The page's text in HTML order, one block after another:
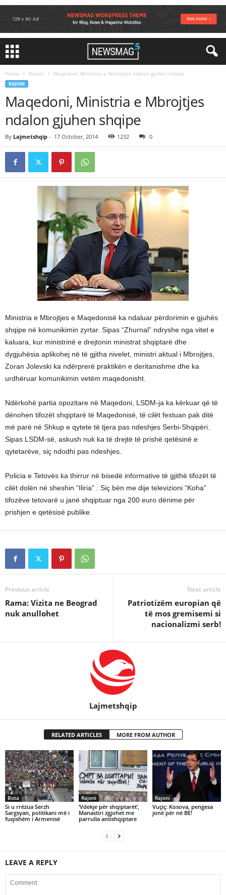
Home Rajoni Maqedoni, Ministria e Mbrojtjes ndalon gjuhen shqipe
RAJONI
Maqedoni, Ministria e Mbrojtjes
ndalon gjuhen shqipe
By Lajmetshqip - 17 October, 2014 1232 0
Ministria e Mbrojtjes e Maqedonisë ka ndaluar përdorimin e gjuhës
shqipe në komunikimin zyrtar. Sipas “Zhurnal” ndryshe nga vitet e
kaluara, kur ministrinë e drejtonin ministrat shqiptarë dhe
dygjuhësia aplikohej në të gjitha nivelet, ministri aktual i Mbrojtjes,
Zoran Jolevski ka ndërprerë praktikën e deritanishme dhe ka
urdhëruar komunikimin vetëm maqedonisht.
Ndërkohë partia opozitare në Maqedoni, LSDM-ja ka kërkuar që të
dënohen tifozët shqiptarë të Maqedonisë, të cilët festuan pak ditë
më parë në Shkup e qytete të tjera pas ndeshjes Serbi-Shqipëri.
Sipas LSDM-së, askush nuk ka të drejtë të prishë qetësinë e
qytetarëve, siç ndodhi pas ndeshjes.
Policia e Tetovës ka thirrur në bisedë informative të gjithë tifozët të
cilët dolën në sheshin “Iliria” . Siç bën me dije televizioni “Koha”
tifozëve tetovarë u janë shqiptuar nga 200 euro dënime për
prishjen e qetësisë publike.
Previous article
Rama: Vizita ne Beograd
nuk anullohet
Next article
Patriotizëm europian që
të mos gremisemi si
nacionalizmi serb!
Lajmetshqip
RELATED ARTICLES MORE FROM AUTHOR
Bota
Si u rrëzua Serzh
Sargsyan, politikani më i
fuqishëm i Armenisë
Rajoni
‘Vdekje për shqiptarët’,
Manastiri zgjohet me
parrulla antishqiptare
Rajoni
Vuçiç: Kosova, pengesa
jonë për në BE!
LEAVE A REPLY